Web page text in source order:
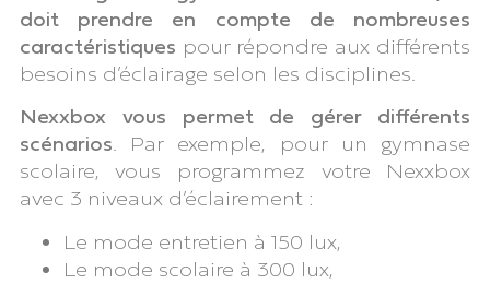
doit prendre en compte de nombreuses
caractéristiques pour répondre aux différents
besoins d’éclairage selon les disciplines.
Nexxbox vous permet de
gérer différents
scénarios . Par exemple, pour un gymnase
scolaire, vous programmez votre Nexxbox
avec 3 niveaux d’éclairement :
Le mode entretien à 150 lux,
Le mode scolaire à 300 lux,